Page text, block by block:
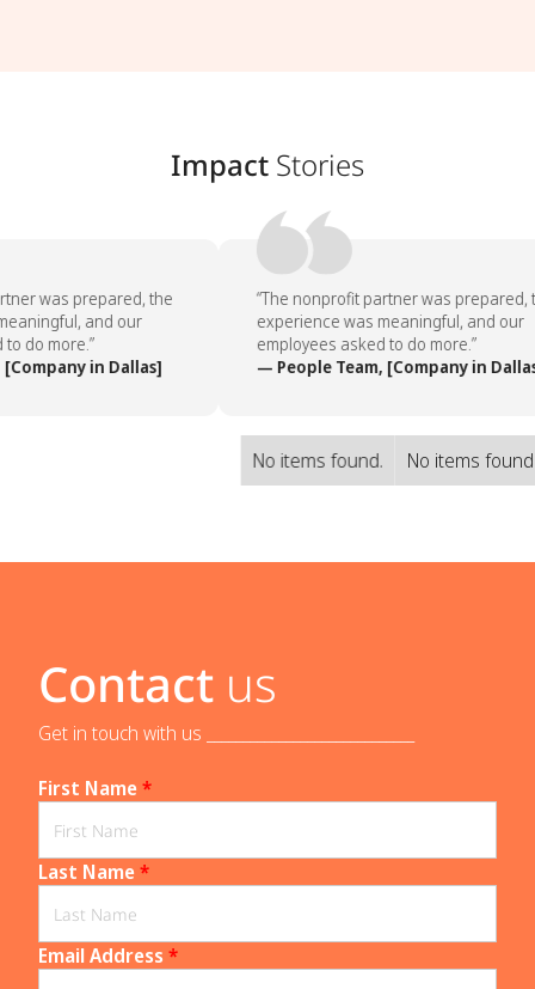
Impact Stories
was prepared, the
and our
do more.”
in Dallas]
“The nonprofit partner was prepared,
experience was meaningful, and our
employees asked to do more.”
— People Team, [Company in
No items found. No items
Contact us
Get in touch with us _____________________________
First Name*
Last Name*
Email Address *